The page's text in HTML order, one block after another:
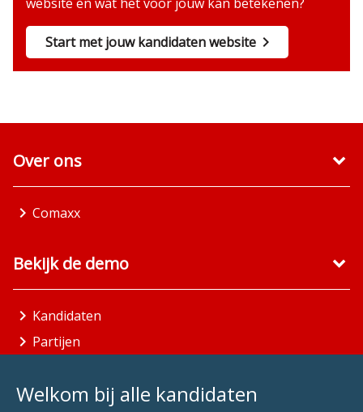
Start met jouw kandidaten website
Welkom bij alle kandidaten
Over ons
Comaxx
Bekijk de demo
Kandidaten
Partijen
Aandachtsgebieden